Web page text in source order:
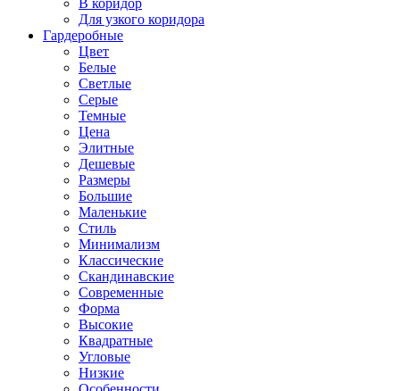
В коридор
Для узкого коридора
Гардеробные
Цвет
Белые
Светлые
Серые
Темные
Цена
Элитные
Дешевые
Размеры
Большие
Маленькие
Стиль
Минимализм
Классические
Скандинавские
Современные
Форма
Высокие
Квадратные
Угловые
Низкие